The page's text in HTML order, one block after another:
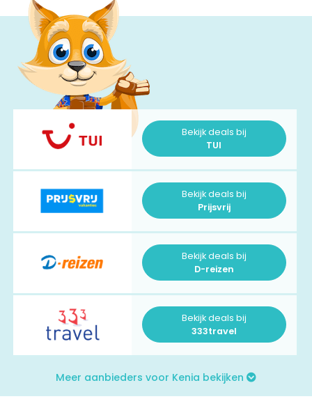
Bekijk deals bij
TUI
Bekijk deals bij
Prijsvrij
Bekijk deals bij
D-reizen
Bekijk deals bij
333travel
Meer aanbieders voor Kenia bekijken